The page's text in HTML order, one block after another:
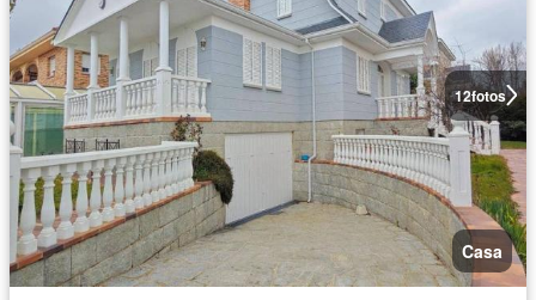
12fotos
Casa